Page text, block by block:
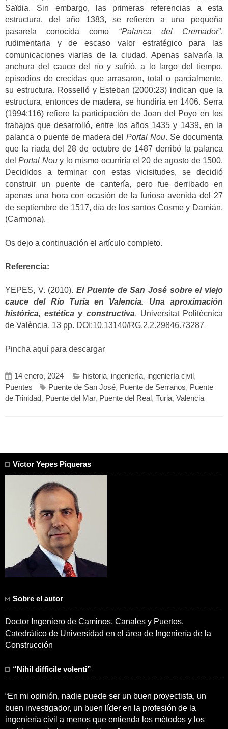
Saïdia. Sin embargo, las primeras referencias a esta
estructura, del año 1383, se refieren a una pequeña
pasarela conocida como “Palanca del Cremador”,
rudimentaria y de escaso valor estratégico para las
comunicaciones viarias de la ciudad. Apenas salvaría la
anchura del cauce del río y sufrió, a lo largo del tiempo,
episodios de crecidas que arrasaron, total o parcialmente,
su estructura. Rosselló y Esteban (2000:23) indican que la
estructura, entonces de madera, se hundiría en 1406. Serra
(1994:116) refiere la participación de Joan del Poyo en los
trabajos que desarrolló, entre los años 1435 y 1439, en la
palanca o puente de madera delPortal Nou. Se documenta
que la riada del 28 de octubre de 1487 derribó la palanca
delPortal Nouy lo mismo ocurriría el 20 de agosto de 1500.
Decididos a terminar con estas vicisitudes, se decidió
construir un puente de cantería, pero fue derribado en
apenas una hora con ocasión de la furiosa avenida del 27
de septiembre de 1517, día de los santos Cosme y Damián.
(Carmona).
Os dejo a continuación el artículo completo.
Referencia:
YEPES, V. (2010).El Puente de San José sobre el viejo
cauce del Río Turia en Valencia. Una aproximación
histórica, estética y constructiva. Universitat Politècnica
de València, 13 pp. DOI:10.13140/RG.2.2.29846.73287
Pincha aquí para descargar
14 enero, 2024 historia, ingeniería, ingeniería civil ,
Puentes
Puente de San José, Puente de Serranos, Puente
de Trinidad, Puente del Mar, Puente del Real , Turia, Valencia
Víctor Yepes Piqueras
Sobre el autor
Doctor Ingeniero de Caminos, Canales y Puertos.
Catedrático de Universidad en el área de Ingeniería de la
Construcción
“Nihil difficile volenti”
“En mi opinión, nadie puede ser un buen proyectista, un
buen investigador, un buen líder en la profesión de la
ingeniería civil a menos que entienda los métodos y los